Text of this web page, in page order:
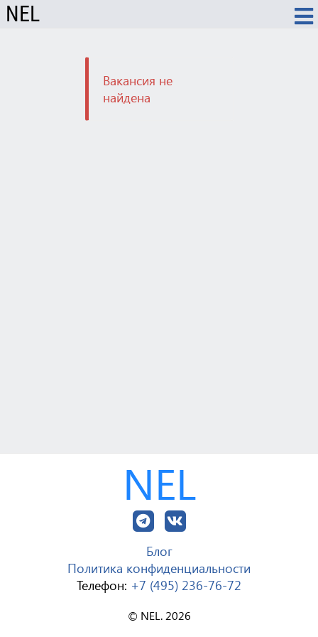
NEL
Вакансия не
найдена
NEL
Блог
Политика конфиденциальности
Телефон: +7 (495) 236-76-72
© NEL. 2026